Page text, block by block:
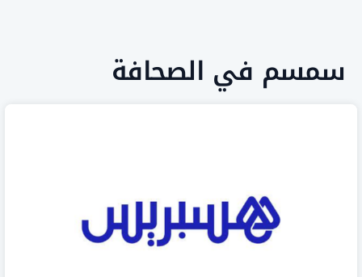
في الصحافة